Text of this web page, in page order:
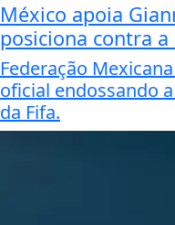
México apoia
posiciona contra a
Federação
oficial endossando
da Fifa.